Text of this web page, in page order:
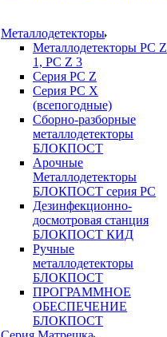
Металлодетекторы
Металлодетекторы РС Z
1, PC Z 3
Серия РС Z
Серия РС X
(всепогодные)
Сборно-разборные
металлодетекторы
БЛОКПОСТ
Арочные
Металлодетекторы
БЛОКПОСТ серия РС
Дезинфекционно-
досмотровая станция
БЛОКПОСТ КИД
Ручные
металлодетекторы
БЛОКПОСТ
ПРОГРАММНОЕ
ОБЕСПЕЧЕНИЕ
БЛОКПОСТ